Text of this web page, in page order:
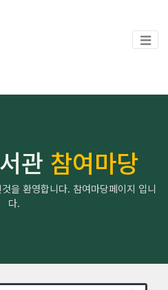
관 참여마당
을 환영합니다. 참여마당페이지 입니
다.